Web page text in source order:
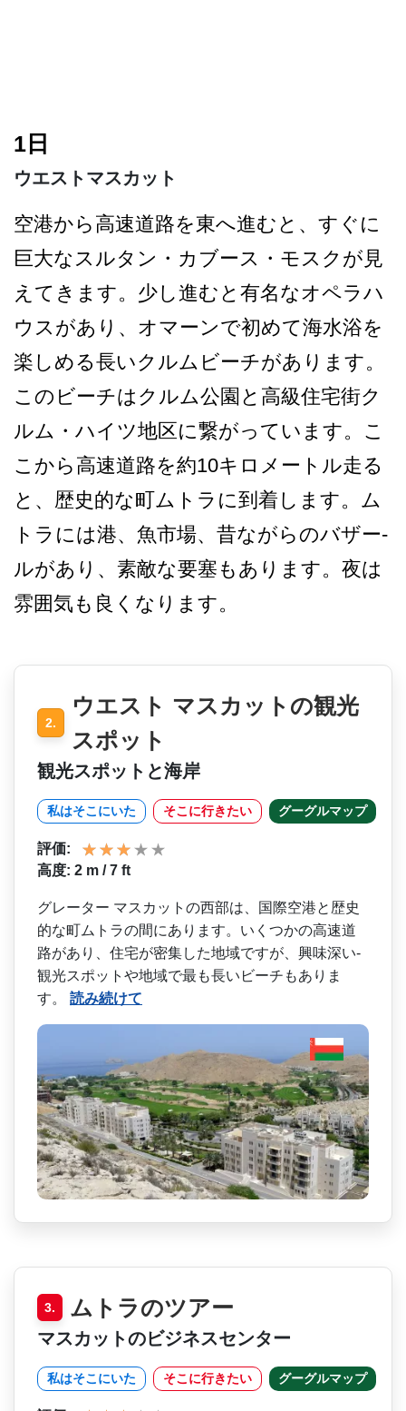
1日
ウエストマスカット
空港から高速道路を東へ進む­と、すぐに
巨大なスルタン・カブース・モスクが見
え­てきます。少し進むと有名なオペラハ
ウスがあり、オ­マーンで初めて海水浴を
楽しめる長いクルムビーチが­あります。
このビーチはクルム公園と高級住宅街ク
ル­ム・ハイツ地区に繋がっています。こ
こから高速道路­を約10キロメートル走る
と、歴史的な町ムトラに到­着します。ム
トラには港、魚市場、昔ながらのバザー­
ルがあり、素敵な要塞もあります。夜は
雰囲気も良く­なります。
2.
ウエスト マスカットの観光
スポット
観光スポットと海岸
私はそこにいた そこに行きたい グーグルマップ
評価:
高度: 2 m / 7 ft
グレーター マスカットの西部は、国際空­港と歴史
的な町ムトラの間にあります。いくつかの高­速道
路があり、住宅が密集した地域ですが、興味深い­
観光スポットや地域で最も長いビーチもありま
す。 読み続けて
3. ムトラのツアー
マスカットのビジネスセンター
私はそこにいた そこに行きたい グーグルマップ